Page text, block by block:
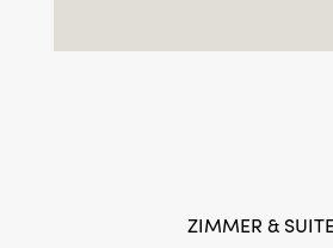
ZIMMER &